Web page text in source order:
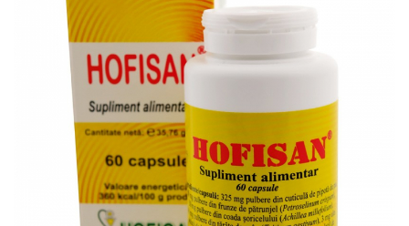
SUPLIMENTE DIVERSE
SUPLIMENTE HORMONALE
SUPLIMENTE CARDIO VASCULARE
SUPLIMENTE
HEPATOPROTECTOARE-BILA
SUPLIMENTE MEMORIE SI
CIRCULATIE
SUPLIMENTE POTENȚĂ
SUPLIMENTE PROSTATĂ